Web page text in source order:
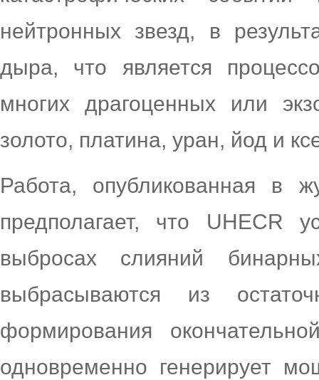
нейтронных звезд, в
дыра, что является
многих драгоценных или
золото, платина, уран, йод и
Работа, опубликованная в
предполагает, что UHECR
выбросах слияний
выбрасываются из
формирования
одновременно генерирует